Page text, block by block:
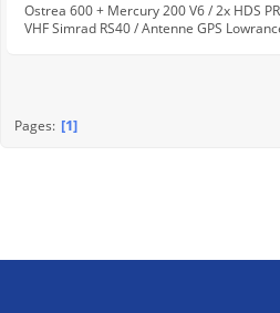
Ostrea 600 + Mercury 200 V6 / 2x HDS
VHF Simrad RS40 / Antenne GPS
Pages 1